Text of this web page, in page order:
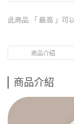
此商品 「 最高 」可
商品介紹
商品介紹